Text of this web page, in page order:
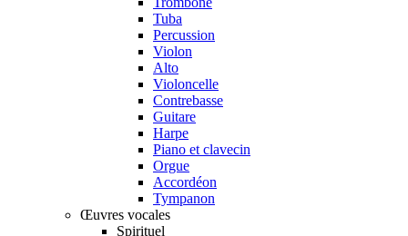
Tuba
Percussion
Violon
Alto
Violoncelle
Contrebasse
Guitare
Harpe
Piano et clavecin
Orgue
Accordéon
Tympanon
Œuvres vocales
Spirituel